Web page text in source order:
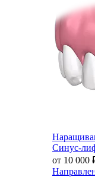
Синус-
от 10 000